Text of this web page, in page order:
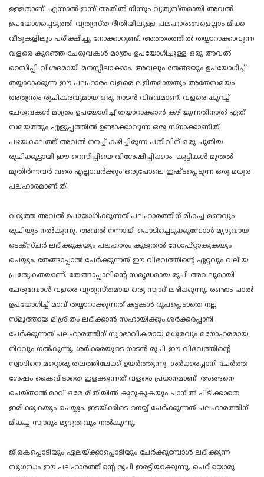
ഉള്ളതാണ്. എന്നാൽ ഇന്ന് അതിൽ നിന്നും വ്യത്യസ്തമായി അവൽ
ഉപയോഗപ്പെടുത്തി വ്യത്യസ്ത രീതിയിലുള്ള പലഹാരങ്ങളെല്ലാം മിക്ക
വീടുകളിലും പരീക്ഷിച്ചു നോക്കാറുണ്ട്. അത്തരത്തിൽ തയ്യാറാക്കാവുന്ന
വളരെ കുറഞ്ഞ ചേരുവകൾ മാത്രം ഉപയോഗിച്ചുള്ള ഒരു അവൽ
റെസിപ്പി വിശദമായി മനസ്സിലാക്കാം. അവലും തേങ്ങയും ഉപയോഗിച്ച്
തയ്യാറാക്കുന്ന ഈ പലഹാരം വളരെ ലളിതമായതും അതേസമയം
അത്യന്തം രുചികരവുമായ ഒരു നാടൻ വിഭവമാണ്. വളരെ കുറച്ച്
ചേരുവകൾ മാത്രം ഉപയോഗിച്ച് തയ്യാറാക്കാൻ കഴിയുന്നതിനാൽ ഏത്
സമയത്തും എളുപ്പത്തിൽ ഉണ്ടാക്കാവുന്ന ഒരു സ്നാക്കാണിത്.
പഴയകാലത്ത് അവൽ നനച്ച് കഴിച്ചിരുന്ന പതിവിന് ഒരു പുതിയ
രുചിക്കൂട്ടായി ഈ റെസിപ്പിയെ വിശേഷിപ്പിക്കാം. കുട്ടികൾ മുതൽ
മുതിർന്നവർ വരെ എല്ലാവർക്കും ഒരുപോലെ ഇഷ്ടപ്പെടുന്ന ഒരു മധുര
പലഹാരമാണിത്.
വറുത്ത അവൽ ഉപയോഗിക്കുന്നത് പലഹാരത്തിന് മികച്ച മണവും
രുചിയും നൽകുന്നു. അവൽ നന്നായി പൊടിച്ചെടുക്കുമ്പോൾ മൃദുവായ
ടെക്സ്ചർ ലഭിക്കുകയും പലഹാരം കൂടുതൽ സോഫ്റ്റാകുകയും
ചെയ്യും. തേങ്ങാപ്പാൽ ചേർക്കുന്നത് ഈ വിഭവത്തിന്റെ ഏറ്റവും വലിയ
പ്രത്യേകതയാണ്. തേങ്ങാപ്പാലിന്റെ സമൃദ്ധമായ രുചി അവലുമായി
ചേരുമ്പോൾ വളരെ വ്യത്യസ്തമായ ഒരു സ്വാദ് ലഭിക്കുന്നു. രണ്ടാം പാൽ
ഉപയോഗിച്ച് മാവ് തയ്യാറാക്കുന്നത് കട്ടകൾ രൂപപ്പെടാതെ നല്ല
സ്മൂത്തായ മിശ്രിതം ലഭിക്കാൻ സഹായിക്കും.ശർക്കരപ്പാനി
ചേർക്കുന്നത് പലഹാരത്തിന് സ്വാഭാവികമായ മധുരവും മനോഹരമായ
നിറവും നൽകുന്നു. ശർക്കരയുടെ നാടൻ രുചി ഈ വിഭവത്തിന്റെ
സ്വാദിനെ മറ്റൊരു തലത്തിലേക്ക് ഉയർത്തുന്നു. ശർക്കരപ്പാനി ചേർത്ത
ശേഷം കൈവിടാതെ ഇളക്കുന്നത് വളരെ പ്രധാനമാണ്. അങ്ങനെ
ചെയ്താൽ മാവ് ഒരേ രീതിയിൽ കുറുകുകയും പാനിൽ പിടിക്കാതെ
ഇരിക്കുകയും ചെയ്യും. ഇടയ്ക്കിടെ നെയ്യ് ചേർക്കുന്നത് പലഹാരത്തിന്
മികച്ച സ്വാദും മൃദുത്വവും നൽകുന്നു.
ജീരകപ്പൊടിയും ഏലയ്ക്കാപ്പൊടിയും ചേർക്കുമ്പോൾ ലഭിക്കുന്ന
സുഗന്ധം ഈ പലഹാരത്തിന്റെ രുചി ഇരട്ടിയാക്കുന്നു. ചെറിയൊരു